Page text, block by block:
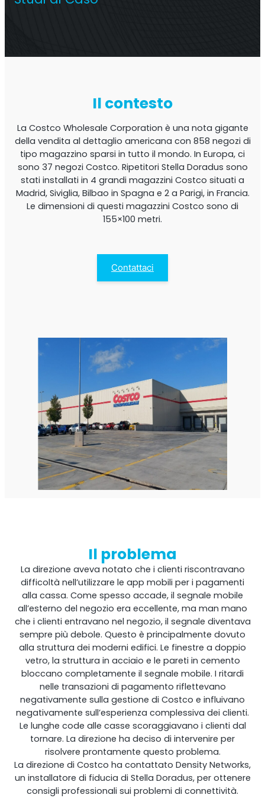
Ripetitore OS6
Operatore singolo. Ripetitore commerciale
StellaPlanner
Pianificatore di installazione online
Shark
Analizzatore professionale di segnale
Sentinel
Monitor del rumore del segnale in uplink.
Il contesto
La Costco Wholesale Corporation è una nota gigante
della vendita al dettaglio americana con 858 negozi di
tipo magazzino sparsi in tutto il mondo. In Europa, ci
sono 37 negozi Costco. Ripetitori Stella Doradus sono
stati installati in 4 grandi magazzini Costco situati a
Madrid, Siviglia, Bilbao in Spagna e 2 a Parigi, in Francia.
Le dimensioni di questi magazzini Costco sono di
155×100 metri.
Contattaci
Il problema
La direzione aveva notato che i clienti riscontravano
difficoltà nell’utilizzare le app mobili per i pagamenti
alla cassa. Come spesso accade, il segnale mobile
all’esterno del negozio era eccellente, ma man mano
che i clienti entravano nel negozio, il segnale diventava
sempre più debole. Questo è principalmente dovuto
alla struttura dei moderni edifici. Le finestre a doppio
vetro, la struttura in acciaio e le pareti in cemento
bloccano completamente il segnale mobile. I ritardi
nelle transazioni di pagamento riflettevano
negativamente sulla gestione di Costco e influivano
negativamente sull’esperienza complessiva dei clienti.
Le lunghe code alle casse scoraggiavano i clienti dal
tornare. La direzione ha deciso di intervenire per
risolvere prontamente questo problema.
La direzione di Costco ha contattato Density Networks,
un installatore di fiducia di Stella Doradus, per ottenere
consigli professionali sui problemi di connettività.